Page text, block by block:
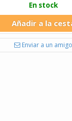
En stock
Añadir a la
Enviar a un amigo